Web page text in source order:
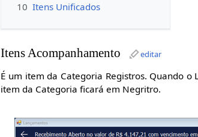
10 Itens Unificados
Itens Acompanhamento editar
É um item da Categoria Registros. Quando
item da Categoria ficará em Negritro.